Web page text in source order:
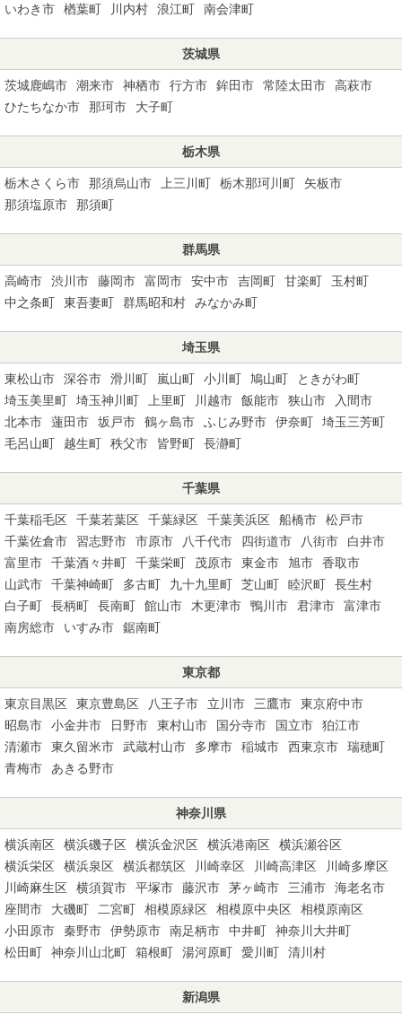
いわき市 楢葉町 川内村 浪江町 南会津町
茨城県
茨城鹿嶋市 潮来市 神栖市 行方市 鉾田市 常陸太田市
高萩市
ひたちなか市
那珂市 大子町
栃木県
栃木さくら市 那須烏山市 上三川町 栃木那珂川町
矢板市
那須塩原市
那須町
群馬県
高崎市 渋川市 藤岡市 富岡市 安中市 吉岡町 甘楽町
玉村町
中之条町
東吾妻町 群馬昭和村 みなかみ町
埼玉県
東松山市 深谷市 滑川町 嵐山町 小川町 鳩山町
ときがわ町
埼玉美里町
埼玉神川町 上里町 川越市 飯能市 狭山市
入間市
北本市
蓮田市 坂戸市 鶴ヶ島市 ふじみ野市 伊奈町
埼玉三芳町
毛呂山町
越生町 秩父市 皆野町 長瀞町
千葉県
千葉稲毛区 千葉若葉区 千葉緑区 千葉美浜区 船橋市
松戸市
千葉佐倉市
習志野市 市原市 八千代市 四街道市 八街市
白井市
富里市
千葉酒々井町 千葉栄町 茂原市 東金市 旭市
香取市
山武市
千葉神崎町 多古町 九十九里町 芝山町 睦沢町
長生村
白子町
長柄町 長南町 館山市 木更津市 鴨川市 君津市
富津市
南房総市
いすみ市 鋸南町
東京都
東京目黒区 東京豊島区 八王子市 立川市 三鷹市
東京府中市
昭島市
小金井市 日野市 東村山市 国分寺市 国立市
狛江市
清瀬市
東久留米市 武蔵村山市 多摩市 稲城市 西東京市
瑞穂町
青梅市
あきる野市
神奈川県
横浜南区 横浜磯子区 横浜金沢区 横浜港南区
横浜瀬谷区
横浜栄区
横浜泉区 横浜都筑区 川崎幸区 川崎高津区
川崎多摩区
川崎麻生区
横須賀市 平塚市 藤沢市 茅ヶ崎市 三浦市
海老名市
座間市
大磯町 二宮町 相模原緑区 相模原中央区
相模原南区
小田原市
秦野市 伊勢原市 南足柄市 中井町
神奈川大井町
松田町
神奈川山北町 箱根町 湯河原町 愛川町 清川村
新潟県